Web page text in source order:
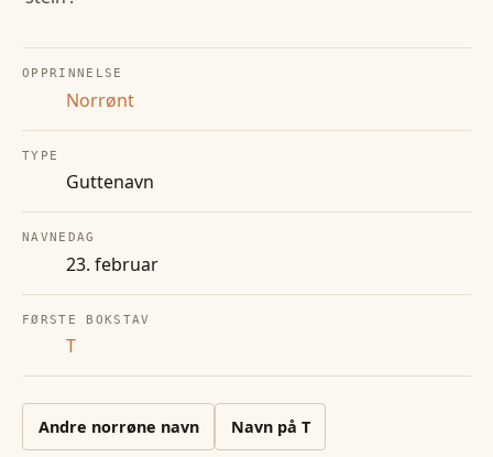
OPPRINNELSE
Norrønt
TYPE
Guttenavn
NAVNEDAG
23. februar
FØRSTE BOKSTAV
T
Andre norrøne navn Navn på T